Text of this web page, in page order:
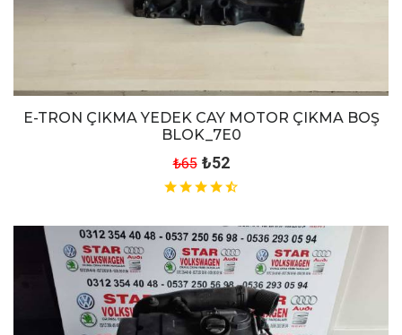
E-TRON ÇIKMA YEDEK CAY MOTOR ÇIKMA BOŞ
BLOK_7E0
₺65 ₺52